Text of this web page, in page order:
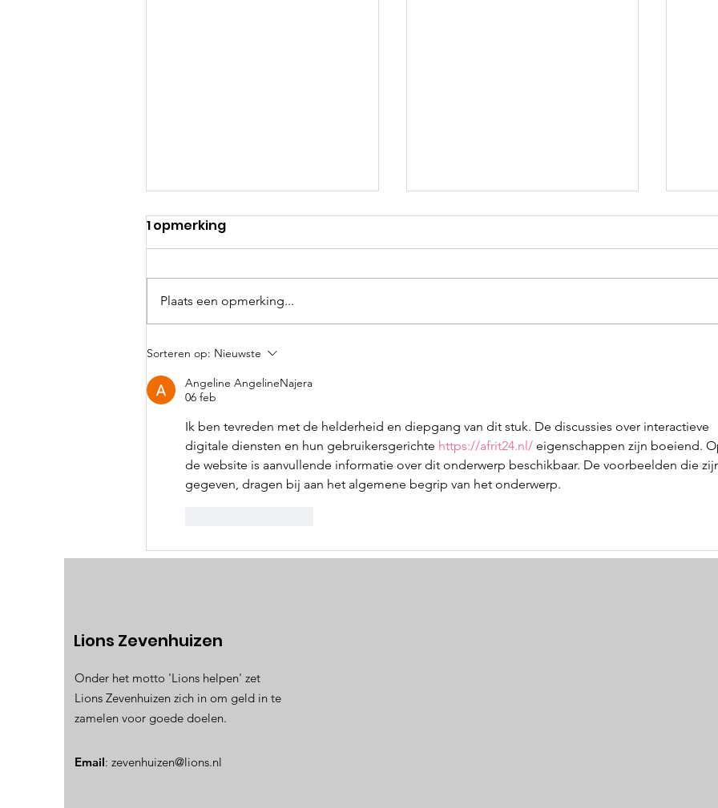
Uitslagen en foto's Lions
Rottemerenloop 2026
1 opmerking
Plaats een opmerking...
Sorteren op: Nieuwste
Angeline AngelineNajera
06 feb
Ik ben tevreden met de helderheid en diepgang van dit stuk. De discussies over interactieve
digitale diensten en hun gebruikersgerichte https://afrit24.nl/ eigenschappen zijn boeiend.
de website is aanvullende informatie over dit onderwerp beschikbaar. De voorbeelden die
gegeven, dragen bij aan het algemene begrip van het onderwerp.
Lions Zevenhuizen
Onder het motto 'Lions helpen' zet
Lions Zevenhuizen zich in om geld in te
zamelen voor goede doelen.
Email: zevenhuizen@lions.nl